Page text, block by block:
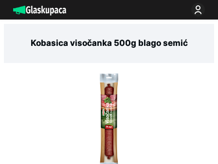
na
Kobasica visočanka 500g blago semić